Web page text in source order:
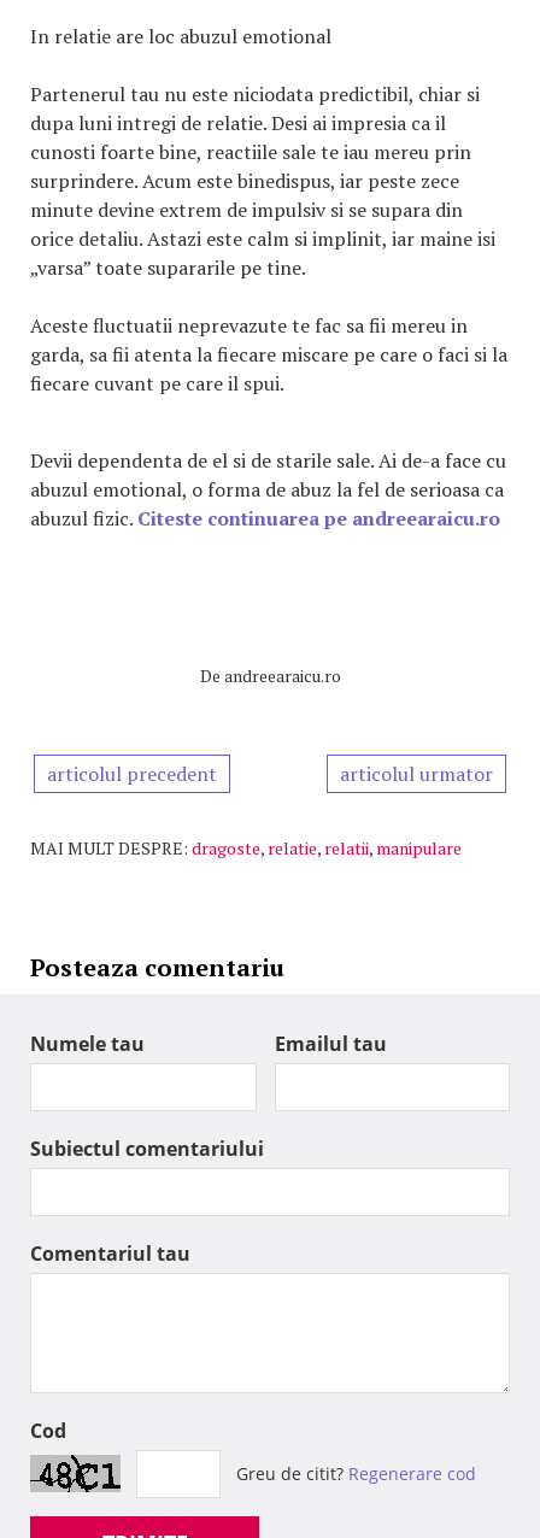
In relatie are loc abuzul emotional
Partenerul tau nu este niciodata predictibil, chiar si
dupa luni intregi de relatie. Desi ai impresia ca il
cunosti foarte bine, reactiile sale te iau mereu prin
surprindere. Acum este binedispus, iar peste zece
minute devine extrem de impulsiv si se supara din
orice detaliu. Astazi este calm si implinit, iar maine isi
„varsa” toate supararile pe tine.
Aceste fluctuatii neprevazute te fac sa fii mereu in
garda, sa fii atenta la fiecare miscare pe care o faci si la
fiecare cuvant pe care il spui.
Devii dependenta de el si de starile sale. Ai de-a face cu
abuzul emotional, o forma de abuz la fel de serioasa ca
abuzul fizic. Citeste continuarea pe andreearaicu.ro
De andreearaicu.ro
articolul precedent articolul urmator
MAI MULT DESPRE: dragoste, relatie, relatii, manipulare
Posteaza comentariu
Numele tau Emailul tau
Subiectul comentariului
Comentariul tau
Cod
Greu de citit? Regenerare cod